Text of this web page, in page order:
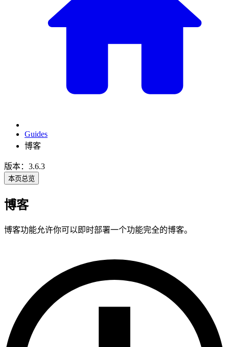
Guides
博客
版本：3.6.3
本页总览
博客
博客功能允许你可以即时部署一个功能完全的博客。